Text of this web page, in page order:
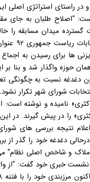
و در راستای استراتژی
طلبان به جای
گسترده میدان مسابقه را
رقیب
ها برای رسیدن به اجماع
حوزه واگذار شد و بنا بر
دغدغه نسبت به چگونگی
شورای شهر تکرار نشود.
نامیده و نوشته است:
را در پیش گیرند. در این
نتیجه بررسی های
دغدغه خود را گذر
بارها رهبر معظم انقلاب و اعضای شورای نگهبان
خبری خود گفت: “از